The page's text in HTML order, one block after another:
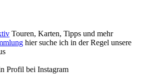
Touren, Karten, Tipps und mehr
hier suche ich in der Regel unsere
Profil bei Instagram